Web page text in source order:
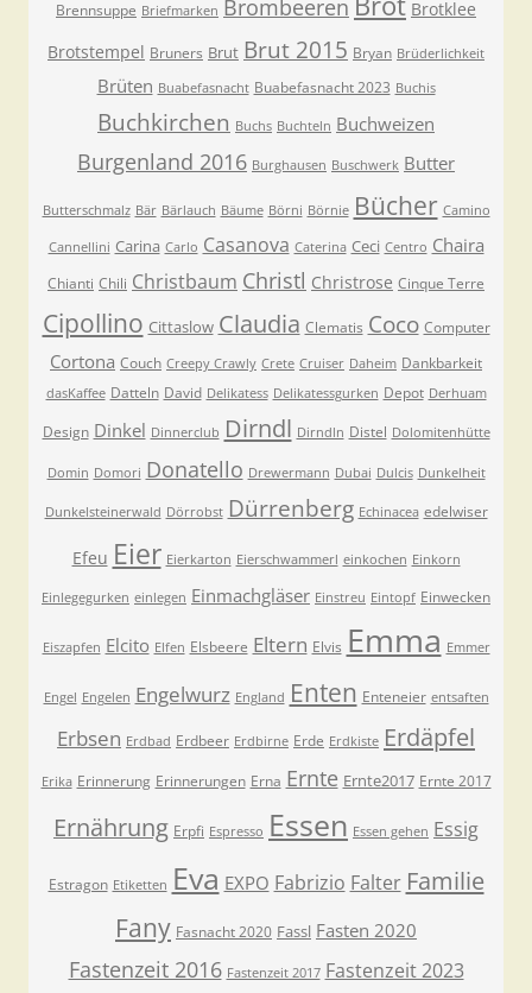
Brennsuppe Briefmarken Brombeeren
Brotklee
Brotstempel Bruners Brut Brut 2015 Bryan Brüderlichkeit
Brüten Buabefasnacht Buabefasnacht 2023 Buchis
Buchkirchen Buchs Buchteln Buchweizen
Burgenland 2016 Burghausen Buschwerk Butter
Butterschmalz Bär Bärlauch Bäume Börni Börnie Bücher Camino
Cannellini Carina Carlo Casanova Caterina Ceci Centro Chaira
Chianti Chili Christbaum Christl Christrose Cinque Terre
Cipollino Cittaslow Claudia Clematis Coco Computer
Cortona Couch Creepy Crawly Crete Cruiser Daheim Dankbarkeit
dasKaffee Datteln David Delikatess Delikatessgurken Depot Derhuam
Design Dinkel Dinnerclub Dirndl Dirndln Distel Dolomitenhütte
Domin Domori Donatello Drewermann Dubai Dulcis Dunkelheit
Dunkelsteinerwald Dörrobst Dürrenberg Echinacea edelwiser
Efeu Eier Eierkarton Eierschwammerl einkochen Einkorn
Einlegegurken einlegen Einmachgläser Einstreu Eintopf Einwecken
Eiszapfen Elcito Elfen Elsbeere Eltern Elvis Emma Emmer
Engel Engelen Engelwurz England Enten Enteneier entsaften
Erbsen Erdbad Erdbeer Erdbirne Erde Erdkiste Erdäpfel
Erika Erinnerung Erinnerungen Erna Ernte Ernte2017 Ernte 2017
Ernährung Erpfi Espresso Essen Essen gehen Essig
Estragon Etiketten Eva EXPO Fabrizio Falter Familie
Fany Fasnacht 2020 Fassl Fasten 2020
Fastenzeit 2016 Fastenzeit 2017 Fastenzeit 2023